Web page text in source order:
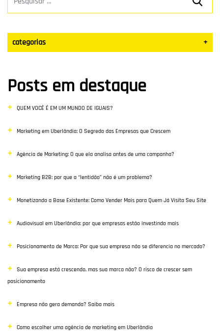
categorias +
Blog
Vendas
Destaque
Inbound Marketing
Desenvolvimento Web
Google Ads
E-commerce
Poisiconamento e Branding
SEO
Posts em destaque
QUEM VOCÊ É EM UM MUNDO DE IGUAIS?
Marketing em Uberlândia: O Segredo das Empresas que Crescem
Agência de Marketing: O que ela analisa antes de uma campanha?
Marketing B2B: por que a “lentidão” não é um problema?
Monetizando a Base Existente: Como Vender Mais para Quem Já Visita Seu Site
Audiovisual em Uberlândia: por que empresas estão investindo mais
Posicionamento de Marca: Por que sua empresa não se diferencia no mercado?
Sua empresa está crescendo, mas sua marca não? O risco de crescer sem
posicionamento
Empresa não gera demanda? Saiba mais
Como escolher uma agência de marketing em Uberlândia